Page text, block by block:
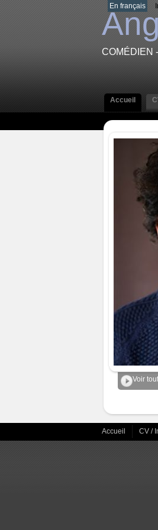
En français
COMÉDIEN -
Accueil
Voir
Accueil CV /